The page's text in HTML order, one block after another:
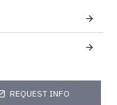
REQUEST INFO